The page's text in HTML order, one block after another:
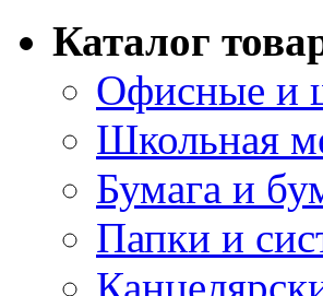
Каталог
Офисные и
Школьная
Бумага и
Папки и